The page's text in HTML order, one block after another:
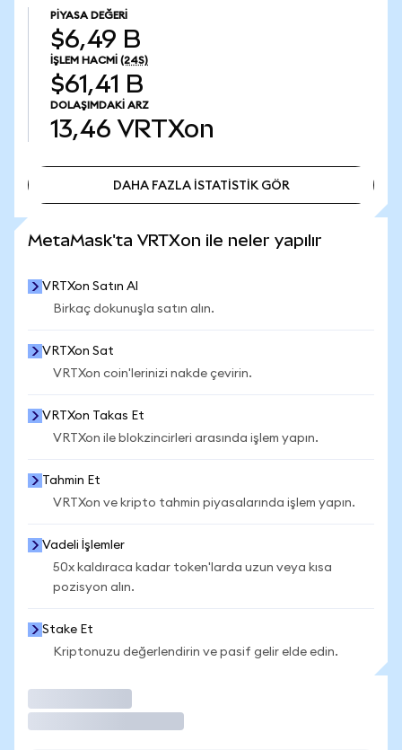
PIYASA DEĞERI
$6,49 B
İŞLEM HACMI (24S)
$61,41 B
DOLAŞIMDAKI ARZ
13,46 VRTXon
DAHA FAZLA İSTATİSTİK GÖR
MetaMask'ta VRTXon ile neler yapılır
VRTXon Satın Al
Birkaç dokunuşla satın alın.
VRTXon Sat
VRTXon coin'lerinizi nakde çevirin.
VRTXon Takas Et
VRTXon ile blokzincirleri arasında işlem yapın.
Tahmin Et
VRTXon ve kripto tahmin piyasalarında işlem yapın.
Vadeli İşlemler
50x kaldıraca kadar token'larda uzun veya kısa
pozisyon alın.
Stake Et
Kriptonuzu değerlendirin ve pasif gelir elde edin.